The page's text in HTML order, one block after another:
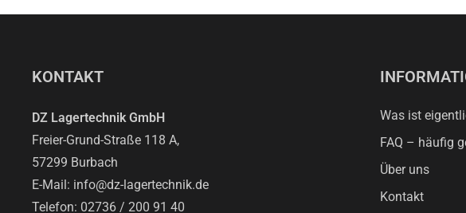
KONTAKT
DZ Lagertechnik GmbH
Freier-Grund-Straße 118 A,
57299 Burbach
E-Mail: info@dz-lagertechnik.de
Telefon: 02736 / 200 91 40
Was ist
FAQ – häufig
Über uns
Kontakt